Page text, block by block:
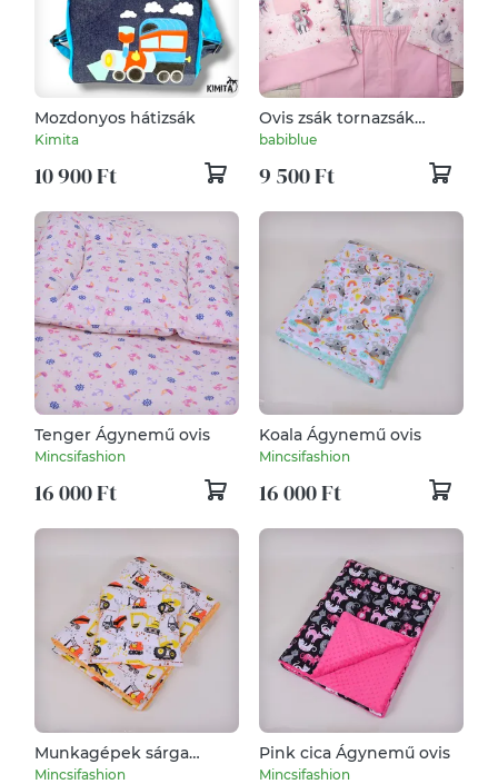
Mozdonyos hátizsák
Kimita
10 900 Ft
Ovis zsák tornazsák
tisztasági
babiblue
9 500 Ft
Tenger Ágynemű ovis
Mincsifashion
16 000 Ft
Koala Ágynemű ovis
Mincsifashion
16 000 Ft
Munkagépek sárga
Ágynemű ovis
Mincsifashion
Pink cica Ágynemű ovis
Mincsifashion